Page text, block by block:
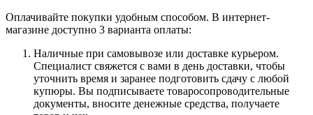
Оплачивайте покупки удобным способом. В интернет-
магазине доступно 3 варианта оплаты:
Наличные при самовывозе или доставке курьером.
Специалист свяжется с вами в день доставки, чтобы
уточнить время и заранее подготовить сдачу с любой
купюры. Вы подписываете товаросопроводительные
документы, вносите денежные средства, получаете